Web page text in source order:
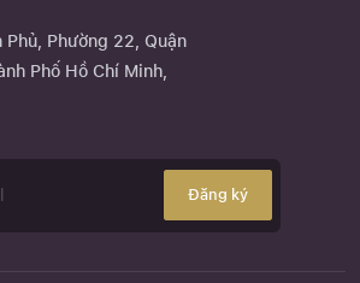
Phường 22, Quận
Phố Hồ Chí Minh,
Đăng ký